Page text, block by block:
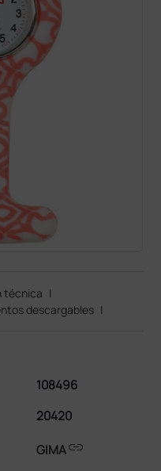
técnica |
descargables |
108496
20420
GIMAlink